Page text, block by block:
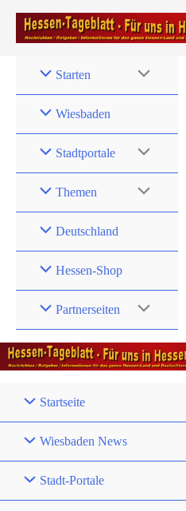
Zum
Inhalt
Starten
Wiesbaden
Stadtportale
Themen
Deutschland
Hessen-Shop
Partnerseiten
Startseite
Wiesbaden News
Stadt-Portale